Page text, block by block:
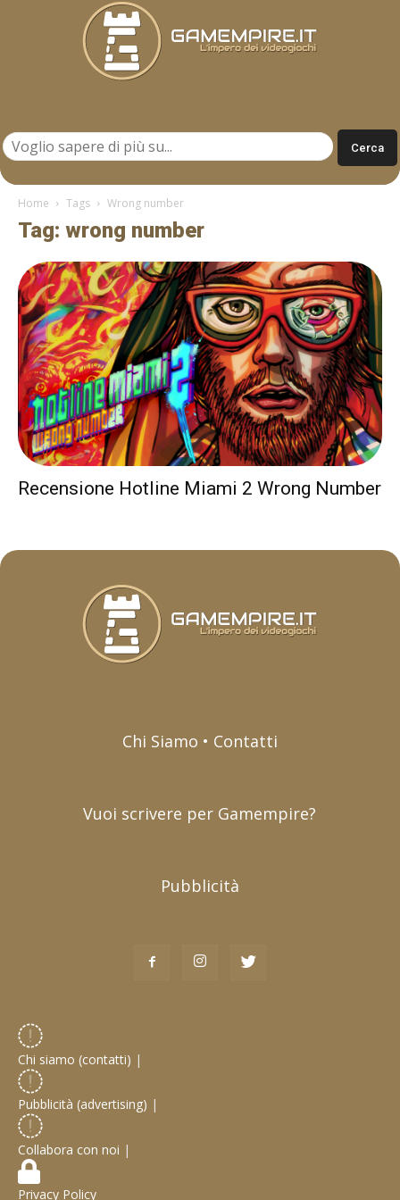
Home Tags Wrong number
Tag: wrong number
Recensione Hotline Miami 2 Wrong Number
Chi Siamo • Contatti
Vuoi scrivere per Gamempire?
Pubblicità
Chi siamo (contatti) |
Pubblicità (advertising) |
Collabora con noi |
Privacy Policy